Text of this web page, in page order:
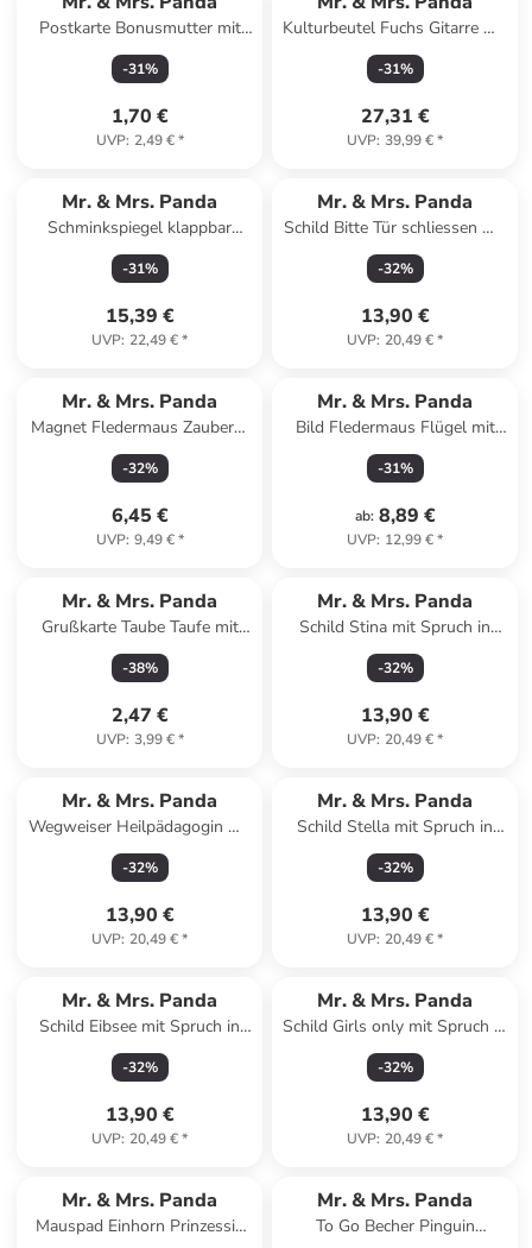
Postkarte Bonusmutter mit
Spruch in Weiß
-31%
1,70 €
UVP: 2,49 €*
Kulturbeutel Fuchs Gitarre mit
Spruch in Türkis Pastell
-31%
27,31 €
UVP: 39,99 €*
Mr. & Mrs. Panda
Schminkspiegel klappbar
Nachtfalter Schneemann ... in
Eisblau
-31%
15,39 €
UVP: 22,49 €*
Mr. & Mrs. Panda
Schild Bitte Tür schliessen mit
Spruch in Keine Angabe
-32%
13,90 €
UVP: 20,49 €*
Mr. & Mrs. Panda
Magnet Fledermaus Zauberer
mit Spruch in Gelb Pastell
-32%
6,45 €
UVP: 9,49 €*
Mr. & Mrs. Panda
Bild Fledermaus Flügel mit
Spruch in Gelb Pastell
-31%
ab: 8,89 €
UVP: 12,99 €*
Mr. & Mrs. Panda
Grußkarte Taube Taufe mit
Spruch in Weiß
-38%
2,47 €
UVP: 3,99 €*
Mr. & Mrs. Panda
Schild Stina mit Spruch in
Keine Angabe
-32%
13,90 €
UVP: 20,49 €*
Mr. & Mrs. Panda
Wegweiser Heilpädagogin mit
Spruch in Keine Angabe
-32%
13,90 €
UVP: 20,49 €*
Mr. & Mrs. Panda
Schild Stella mit Spruch in
Keine Angabe
-32%
13,90 €
UVP: 20,49 €*
Mr. & Mrs. Panda
Schild Eibsee mit Spruch in
Keine Angabe
-32%
13,90 €
UVP: 20,49 €*
Mr. & Mrs. Panda
Schild Girls only mit Spruch in
Keine Angabe
-32%
13,90 €
UVP: 20,49 €*
Mr. & Mrs. Panda
Mauspad Einhorn Prinzessin
Mr. & Mrs. Panda
To Go Becher Pinguin